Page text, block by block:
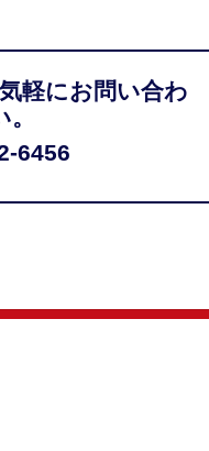
軽にお問い合わ
6456